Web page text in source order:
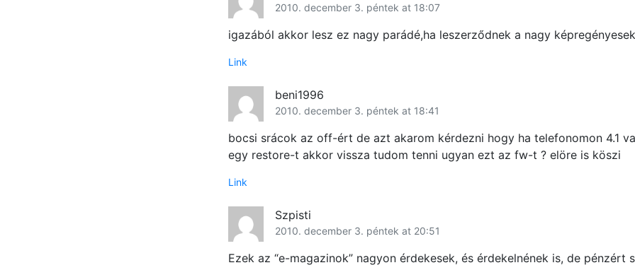
2010. december 3. péntek at 18:07
igazából akkor lesz ez nagy parádé,ha leszerződnek a nagy
Link
beni1996
2010. december 3. péntek at 18:41
bocsi srácok az off-ért de azt akarom kérdezni hogy ha telefonomon 4.1
egy restore-t akkor vissza tudom tenni ugyan ezt az fw-t ? elöre is köszi
Link
Szpisti
2010. december 3. péntek at 20:51
Ezek az “e-magazinok” nagyon érdekesek, és érdekelnének is, de pénzért